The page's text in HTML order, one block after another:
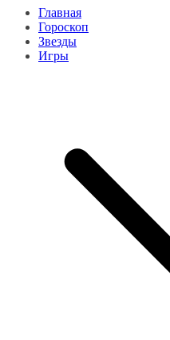
Главная
Гороскоп
Звезды
Игры